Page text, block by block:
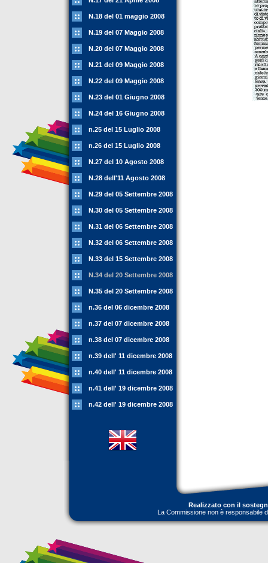
N.18 del 01 maggio 2008
N.19 del 07 Maggio 2008
N.20 del 07 Maggio 2008
N.21 del 09 Maggio 2008
N.22 del 09 Maggio 2008
N.23 del 01 Giugno 2008
N.24 del 16 Giugno 2008
n.25 del 15 Luglio 2008
n.26 del 15 Luglio 2008
N.27 del 10 Agosto 2008
N.28 dell'11 Agosto 2008
N.29 del 05 Settembre 2008
N.30 del 05 Settembre 2008
N.31 del 06 Settembre 2008
N.32 del 06 Settembre 2008
N.33 del 15 Settembre 2008
N.34 del 20 Settembre 2008
N.35 del 20 Settembre 2008
n.36 del 06 dicembre 2008
n.37 del 07 dicembre 2008
n.38 del 07 dicembre 2008
n.39 dell' 11 dicembre 2008
n.40 dell' 11 dicembre 2008
n.41 dell' 19 dicembre 2008
n.42 dell' 19 dicembre 2008
Realizzato con il
La Commissione non è responsabile